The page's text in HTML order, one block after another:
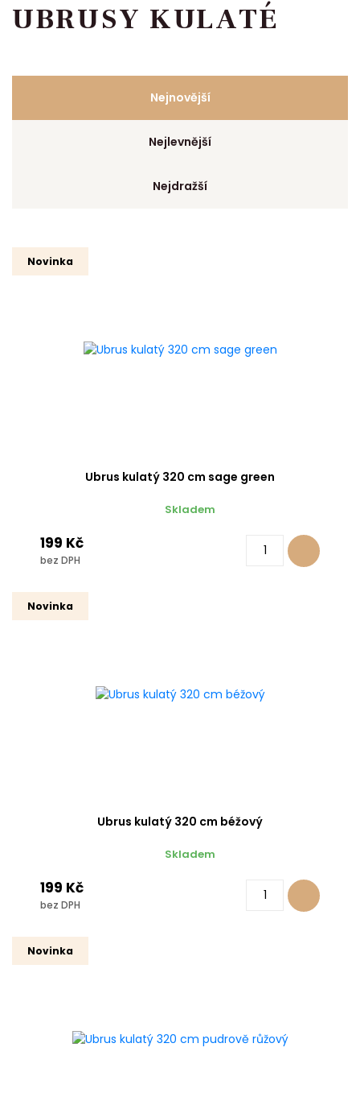
UBRUSY KULATÉ
Nejnovější
Nejlevnější
Nejdražší
Novinka
Ubrus kulatý 320 cm sage green
Skladem
199 Kč
bez DPH
Novinka
Ubrus kulatý 320 cm béžový
Skladem
199 Kč
bez DPH
Novinka